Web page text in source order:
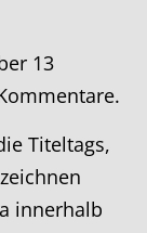
13
Titeltags,
innerhalb